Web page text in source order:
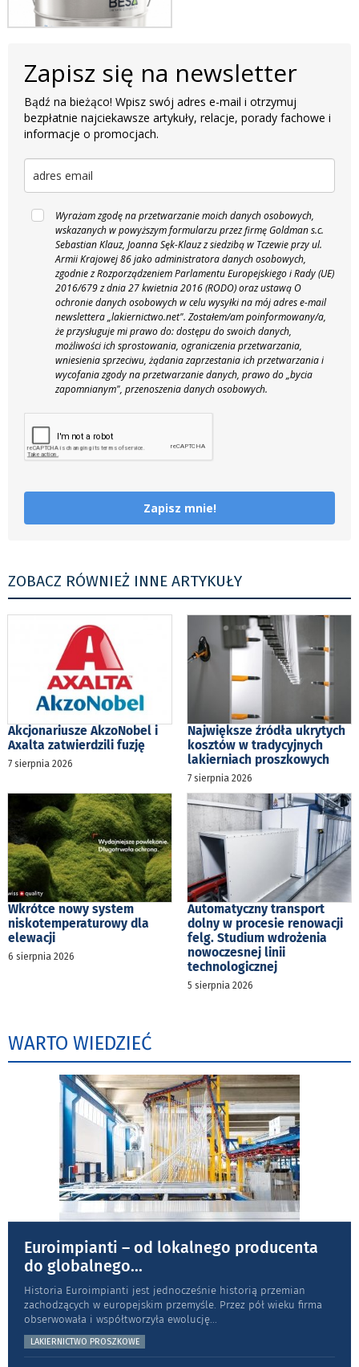
Zapisz się na newsletter
Bądź na bieżąco! Wpisz swój adres e-mail i otrzymuj
bezpłatnie najciekawsze artykuły, relacje, porady fachowe i
informacje o promocjach.
Wyrażam zgodę na przetwarzanie moich danych osobowych,
wskazanych w powyższym formularzu przez firmę Goldman s.c.
Sebastian Klauz, Joanna Sęk-Klauz z siedzibą w Tczewie przy ul.
Armii Krajowej 86 jako administratora danych osobowych,
zgodnie z Rozporządzeniem Parlamentu Europejskiego i Rady (UE)
2016/679 z dnia 27 kwietnia 2016 (RODO) oraz ustawą O
ochronie danych osobowych w celu wysyłki na mój adres e-mail
newslettera „lakiernictwo.net". Zostałem/am poinformowany/a,
że przysługuje mi prawo do: dostępu do swoich danych,
możliwości ich sprostowania, ograniczenia przetwarzania,
wniesienia sprzeciwu, żądania zaprzestania ich przetwarzania i
wycofania zgody na przetwarzanie danych, prawo do „bycia
zapomnianym", przenoszenia danych osobowych.
Zapisz mnie!
ZOBACZ RÓWNIEŻ INNE ARTYKUŁY
Akcjonariusze AkzoNobel i
Axalta zatwierdzili fuzję
7 sierpnia 2026
Największe źródła ukrytych
kosztów w tradycyjnych
lakierniach proszkowych
7 sierpnia 2026
Wkrótce nowy system
niskotemperaturowy dla
elewacji
6 sierpnia 2026
Automatyczny transport
dolny w procesie renowacji
felg. Studium wdrożenia
nowoczesnej linii
technologicznej
5 sierpnia 2026
WARTO WIEDZIEĆ
Euroimpianti – od lokalnego producenta
do globalnego...
Historia Euroimpianti jest jednocześnie historią przemian
zachodzących w europejskim przemyśle. Przez pół wieku firma
obserwowała i współtworzyła ewolucję...
LAKIERNICTWO PROSZKOWE